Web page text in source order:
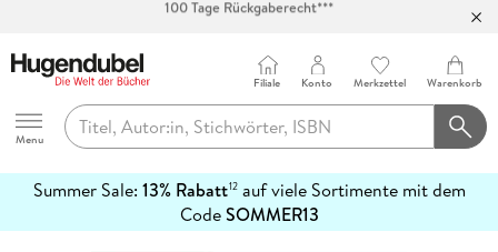
Abholung in über 100 Filialen
Hugendubel
Menu
Filiale Konto Merkzettel Warenkorb
Summer Sale: 13% Rabatt12auf viele Sortimente mit dem
CodeSOMMER13
erfahren